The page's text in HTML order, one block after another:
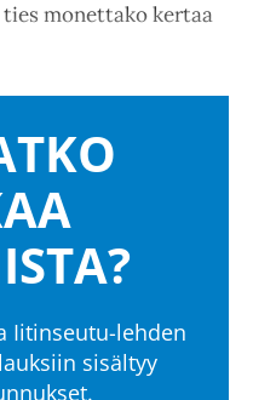
ties monettako kertaa
Iitinseutu-lehden
sisältyy